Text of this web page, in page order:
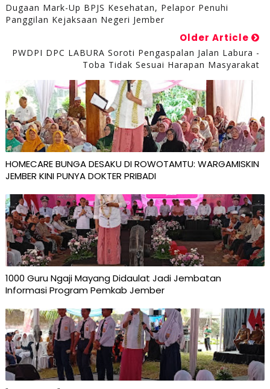
Dugaan Mark-Up BPJS Kesehatan, Pelapor Penuhi
Panggilan Kejaksaan Negeri Jember
Older Article
PWDPI DPC LABURA Soroti Pengaspalan Jalan Labura -
Toba Tidak Sesuai Harapan Masyarakat
HOMECARE BUNGA DESAKU DI ROWOTAMTU: WARGAMISKIN
JEMBER KINI PUNYA DOKTER PRIBADI
1000 Guru Ngaji Mayang Didaulat Jadi Jembatan
Informasi Program Pemkab Jember